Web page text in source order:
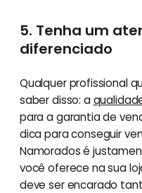
5. Tenha um
diferenciado
Qualquer profissional
saber disso: a
para a garantia de
dica para conseguir
Namorados é
você oferece na sua
deve ser encarado